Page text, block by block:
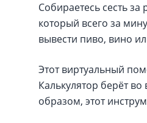
Собираетесь сесть
который всего за
вывести пиво, вино
Этот виртуальный
Калькулятор берёт
образом, этот